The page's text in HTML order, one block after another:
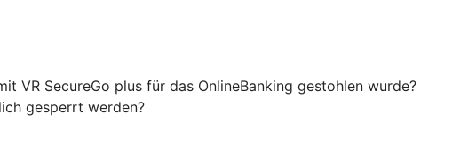
VR SecureGo plus für das OnlineBanking gestohlen wurde?
gesperrt werden?